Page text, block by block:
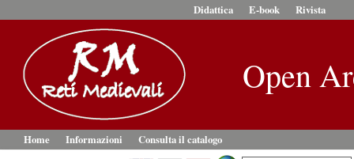
Didattica E-book Rivista
Open
Home Informazioni
Consulta il catalogo